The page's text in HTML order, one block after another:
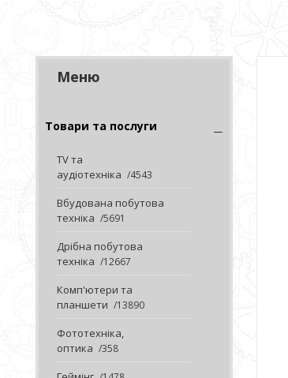
Товари та послуги
TV та
аудіотехніка
4543
Вбудована побутова
техніка
5691
Дрібна побутова
техніка
12667
Комп'ютери та
планшети
13890
Фототехніка,
оптика
358